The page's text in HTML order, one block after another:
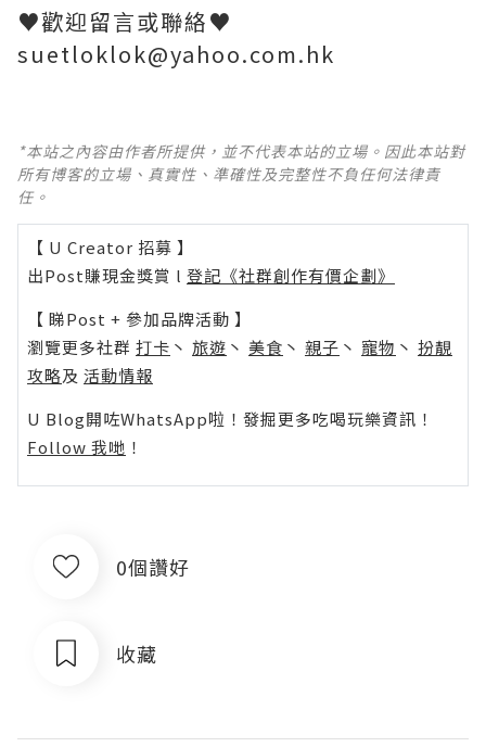
♥歡迎留言或聯絡♥
suetloklok@yahoo.com.hk
*本站之內容由作者所提供，並不代表本站的立場。因此本站對
所有博客的立場、真實性、準確性及完整性不負任何法律責
任。
【 U Creator 招募 】
出Post賺現金獎賞 l 登記《社群創作有價企劃》
【 睇Post + 參加品牌活動 】
瀏覽更多社群 打卡 丶 旅遊 丶 美食 丶 親子 丶 寵物 丶 扮靚
攻略及 活動情報
U Blog開咗WhatsApp啦！發掘更多吃喝玩樂資訊！
Follow 我哋 ！
0個讚好
收藏